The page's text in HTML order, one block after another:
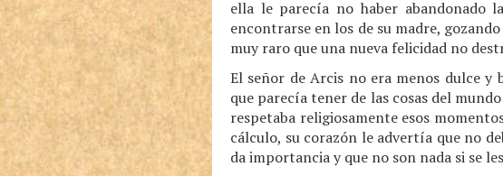
ella le parecía no haber abandonado
encontrarse en los de su madre,
muy raro que una nueva felicidad no
El señor de Arcis no era menos dulce y
que parecía tener de las cosas del
respetaba religiosamente esos
cálculo, su corazón le advertía que no
da importancia y que no son nada si se